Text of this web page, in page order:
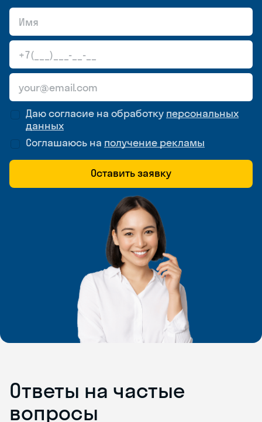
Даю согласие на обработку персональных
данных
Соглашаюсь на получение рекламы
Оставить заявку
Ответы на частые
вопросы